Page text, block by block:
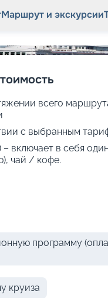
Маршрут и экскурсии
всего
с выбранным
– включает в себя
чай / кофе.
программу
круиза